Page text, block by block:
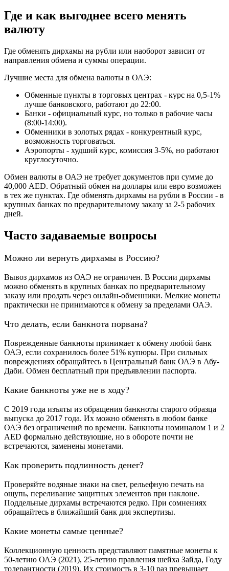
Где и как выгоднее всего менять
валюту
Где обменять дирхамы на рубли или наоборот зависит от
направления обмена и суммы операции.
Лучшие места для обмена валюты в ОАЭ:
Обменные пункты в торговых центрах - курс на 0,5-1%
лучше банковского, работают до 22:00.
Банки - официальный курс, но только в рабочие часы
(8:00-14:00).
Обменники в золотых рядах - конкурентный курс,
возможность торговаться.
Аэропорты - худший курс, комиссия 3-5%, но работают
круглосуточно.
Обмен валюты в ОАЭ не требует документов при сумме до
40,000 AED. Обратный обмен на доллары или евро возможен
в тех же пунктах. Где обменять дирхамы на рубли в России - в
крупных банках по предварительному заказу за 2-5 рабочих
дней.
Часто задаваемые вопросы
Можно ли вернуть дирхамы в Россию?
Вывоз дирхамов из ОАЭ не ограничен. В России дирхамы
можно обменять в крупных банках по предварительному
заказу или продать через онлайн-обменники. Мелкие монеты
практически не принимаются к обмену за пределами ОАЭ.
Что делать, если банкнота порвана?
Поврежденные банкноты принимает к обмену любой банк
ОАЭ, если сохранилось более 51% купюры. При сильных
повреждениях обращайтесь в Центральный банк ОАЭ в Абу-
Даби. Обмен бесплатный при предъявлении паспорта.
Какие банкноты уже не в ходу?
С 2019 года изъяты из обращения банкноты старого образца
выпуска до 2017 года. Их можно обменять в любом банке
ОАЭ без ограничений по времени. Банкноты номиналом 1 и 2
AED формально действующие, но в обороте почти не
встречаются, заменены монетами.
Как проверить подлинность денег?
Проверяйте водяные знаки на свет, рельефную печать на
ощупь, переливание защитных элементов при наклоне.
Поддельные дирхамы встречаются редко. При сомнениях
обращайтесь в ближайший банк для экспертизы.
Какие монеты самые ценные?
Коллекционную ценность представляют памятные монеты к
50-летию ОАЭ (2021), 25-летию правления шейха Зайда, Году
толерантности (2019). Их стоимость в 3-10 раз превышает